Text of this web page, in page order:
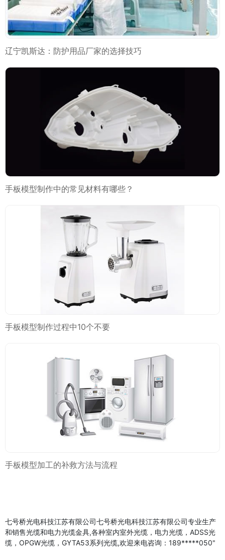
辽宁凯斯达：防护用品厂家的选择技巧
手板模型制作中的常见材料有哪些？
手板模型制作过程中10个不要
手板模型加工的补救方法与流程
七号桥光电科技江苏有限公司七号桥光电科技江苏有限公司专业生产
和销售光缆和电力光缆金具,各种室内室外光缆，电力光缆，ADSS光
缆，OPGW光缆，GYTA53系列光缆,欢迎来电咨询：189*****050"